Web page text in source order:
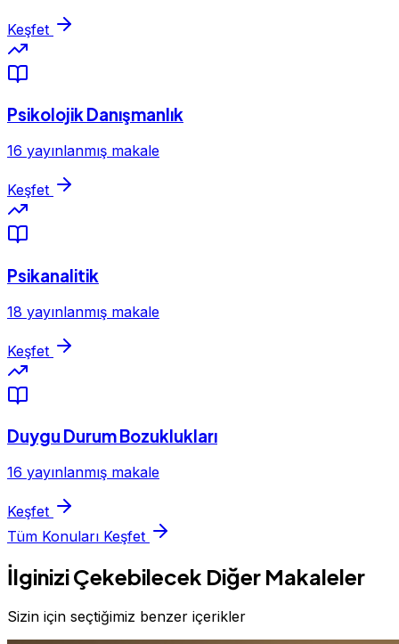
Keşfet
Psikolojik Danışmanlık
16 yayınlanmış makale
Keşfet
Psikanalitik
18 yayınlanmış makale
Keşfet
Duygu Durum Bozuklukları
16 yayınlanmış makale
Keşfet
Tüm Konuları Keşfet
İlginizi Çekebilecek Diğer Makaleler
Sizin için seçtiğimiz benzer içerikler